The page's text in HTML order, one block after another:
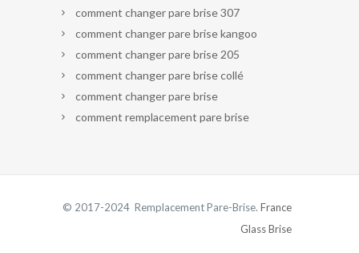
comment changer pare brise 307
comment changer pare brise kangoo
comment changer pare brise 205
comment changer pare brise collé
comment changer pare brise
comment remplacement pare brise
© 2017-2024 Remplacement Pare-Brise. France
Glass Brise